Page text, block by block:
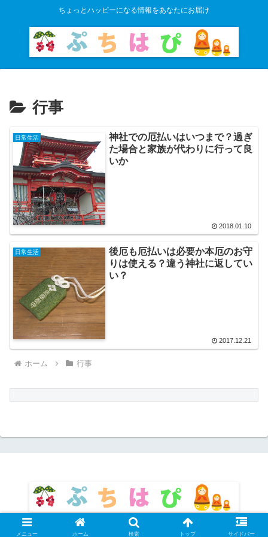
ちょっとハッピーになる情報をあなたにお届け
行事
日常生活
神社での厄払いはいつまで？過ぎ
た場合と家族が代わりに行って良
いか
2018.01.10
日常生活
後厄も厄払いは必要か本厄のお守
りは使える？違う神社に返してい
い？
2017.12.21
ホーム 行事
© 2016 ぷちはぴ.
メニュー ホーム 検索 トップ サイドバー